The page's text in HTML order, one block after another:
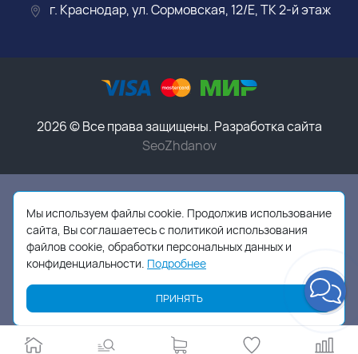
г. Краснодар, ул. Сормовская, 12/Е, ТК 2-й этаж
2026 © Все права защищены. Разработка сайта
SeoZhdanov
Данный интернет-магазин носит исключительно
информационный характер и ни при каких условиях
информационные материалы, размеры, фото и цены
сайта не являются публичной офертой, в соответствии
с пунктом 2 статьи 437 ГК РФ
Мы используем файлы cookie. Продолжив использование
сайта, Вы соглашаетесь с политикой использования
файлов cookie, обработки персональных данных и
конфиденциальности. Подробнее
ПРИНЯТЬ